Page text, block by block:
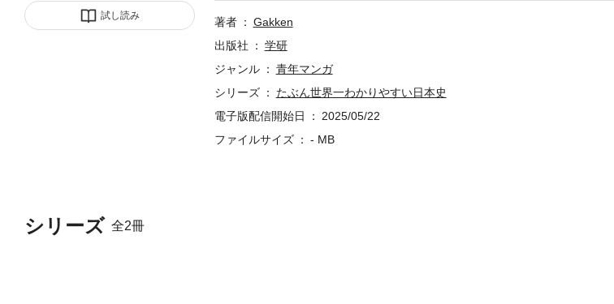
試し読み
シリーズ 全2冊
著者
Gakken
出版社
学研
ジャンル
青年マンガ
シリーズ
たぶん世界一わかりやすい日本史
電子版配信開始日
2025/05/22
ファイルサイズ
- MB